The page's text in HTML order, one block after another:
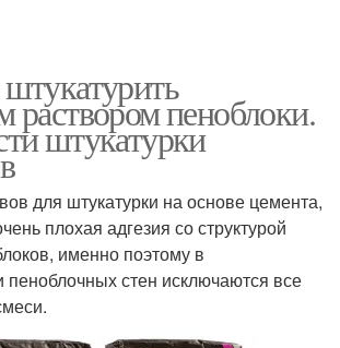
раствором пеноблоки.
штукатурки
для штукатурки на основе цемента,
плохая адгезия со структурой
именно поэтому в
пеноблочных стен исключаются все